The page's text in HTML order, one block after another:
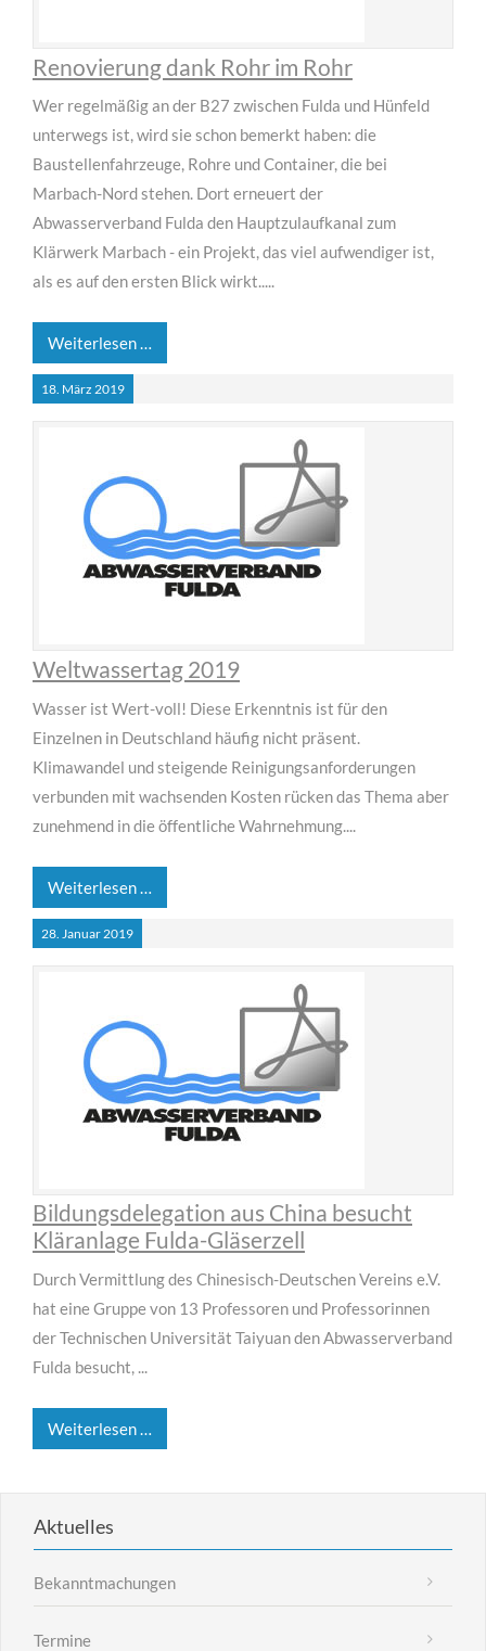
Renovierung dank Rohr im Rohr
Wer regelmäßig an der B27 zwischen Fulda und Hünfeld
unterwegs ist, wird sie schon bemerkt haben: die
Baustellenfahrzeuge, Rohre und Container, die bei
Marbach-Nord stehen. Dort erneuert der
Abwasserverband Fulda den Hauptzulaufkanal zum
Klärwerk Marbach - ein Projekt, das viel aufwendiger ist,
als es auf den ersten Blick wirkt.....
Weiterlesen …
18. März 2019
Weltwassertag 2019
Wasser ist Wert-voll! Diese Erkenntnis ist für den
Einzelnen in Deutschland häufig nicht präsent.
Klimawandel und steigende Reinigungsanforderungen
verbunden mit wachsenden Kosten rücken das Thema aber
zunehmend in die öffentliche Wahrnehmung....
Weiterlesen …
28. Januar 2019
Bildungsdelegation aus China besucht
Kläranlage Fulda-Gläserzell
Durch Vermittlung des Chinesisch-Deutschen Vereins e.V.
hat eine Gruppe von 13 Professoren und Professorinnen
der Technischen Universität Taiyuan den Abwasserverband
Fulda besucht, ...
Weiterlesen …
Aktuelles
Bekanntmachungen
Termine